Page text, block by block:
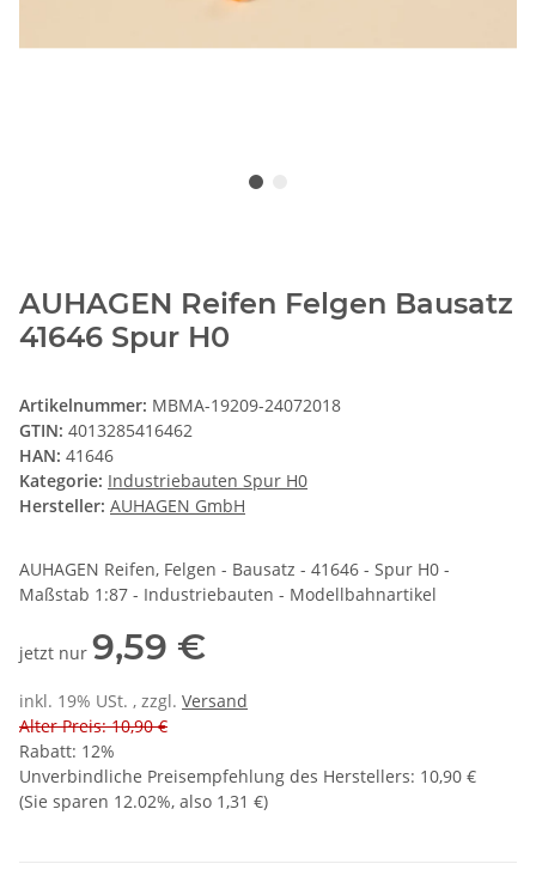
AUHAGEN Reifen Felgen Bausatz
41646 Spur H0
Artikelnummer: MBMA-19209-24072018
GTIN: 4013285416462
HAN: 41646
Kategorie: Industriebauten Spur H0
Hersteller: AUHAGEN GmbH
AUHAGEN Reifen, Felgen - Bausatz - 41646 - Spur H0 -
Maßstab 1:87 - Industriebauten - Modellbahnartikel
jetzt nur 9,59 €
inkl. 19% USt. , zzgl. Versand
Alter Preis: 10,90 €
Rabatt: 12%
Unverbindliche Preisempfehlung des Herstellers: 10,90 €
(Sie sparen 12.02%, also 1,31 €)